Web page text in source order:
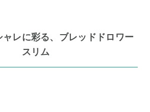
ャレに彩る、ブレッドドロワー
スリム